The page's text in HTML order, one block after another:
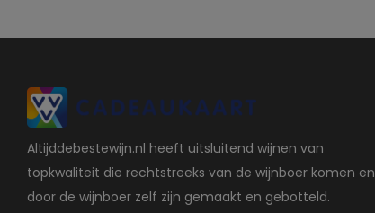
Altijddebestewijn.nl heeft uitsluitend wijnen van
topkwaliteit die rechtstreeks van de wijnboer komen en
door de wijnboer zelf zijn gemaakt en gebotteld.